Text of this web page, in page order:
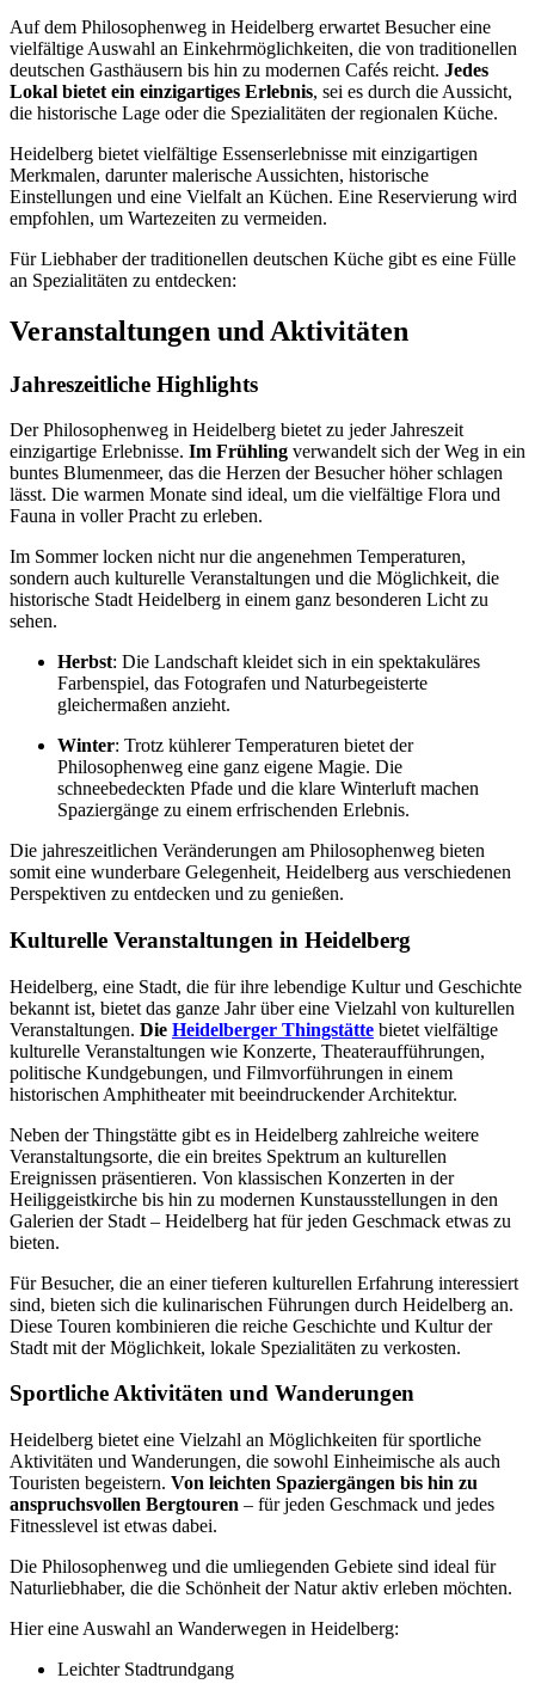
Auf dem Philosophenweg in Heidelberg erwartet Besucher eine
vielfältige Auswahl an Einkehrmöglichkeiten, die von traditionellen
deutschen Gasthäusern bis hin zu modernen Cafés reicht. Jedes
Lokal bietet ein einzigartiges Erlebnis, sei es durch die Aussicht,
die historische Lage oder die Spezialitäten der regionalen Küche.
Heidelberg bietet vielfältige Essenserlebnisse mit einzigartigen
Merkmalen, darunter malerische Aussichten, historische
Einstellungen und eine Vielfalt an Küchen. Eine Reservierung wird
empfohlen, um Wartezeiten zu vermeiden.
Für Liebhaber der traditionellen deutschen Küche gibt es eine Fülle
an Spezialitäten zu entdecken:
Veranstaltungen und Aktivitäten
Jahreszeitliche Highlights
Der Philosophenweg in Heidelberg bietet zu jeder Jahreszeit
einzigartige Erlebnisse. Im Frühling verwandelt sich der Weg in ein
buntes Blumenmeer, das die Herzen der Besucher höher schlagen
lässt. Die warmen Monate sind ideal, um die vielfältige Flora und
Fauna in voller Pracht zu erleben.
Im Sommer locken nicht nur die angenehmen Temperaturen,
sondern auch kulturelle Veranstaltungen und die Möglichkeit, die
historische Stadt Heidelberg in einem ganz besonderen Licht zu
sehen.
Herbst: Die Landschaft kleidet sich in ein spektakuläres
Farbenspiel, das Fotografen und Naturbegeisterte
gleichermaßen anzieht.
Winter: Trotz kühlerer Temperaturen bietet der
Philosophenweg eine ganz eigene Magie. Die
schneebedeckten Pfade und die klare Winterluft machen
Spaziergänge zu einem erfrischenden Erlebnis.
Die jahreszeitlichen Veränderungen am Philosophenweg bieten
somit eine wunderbare Gelegenheit, Heidelberg aus verschiedenen
Perspektiven zu entdecken und zu genießen.
Kulturelle Veranstaltungen in Heidelberg
Heidelberg, eine Stadt, die für ihre lebendige Kultur und Geschichte
bekannt ist, bietet das ganze Jahr über eine Vielzahl von kulturellen
Veranstaltungen. Die Heidelberger Thingstätte bietet vielfältige
kulturelle Veranstaltungen wie Konzerte, Theateraufführungen,
politische Kundgebungen, und Filmvorführungen in einem
historischen Amphitheater mit beeindruckender Architektur.
Neben der Thingstätte gibt es in Heidelberg zahlreiche weitere
Veranstaltungsorte, die ein breites Spektrum an kulturellen
Ereignissen präsentieren. Von klassischen Konzerten in der
Heiliggeistkirche bis hin zu modernen Kunstausstellungen in den
Galerien der Stadt – Heidelberg hat für jeden Geschmack etwas zu
bieten.
Für Besucher, die an einer tieferen kulturellen Erfahrung interessiert
sind, bieten sich die kulinarischen Führungen durch Heidelberg an.
Diese Touren kombinieren die reiche Geschichte und Kultur der
Stadt mit der Möglichkeit, lokale Spezialitäten zu verkosten.
Sportliche Aktivitäten und Wanderungen
Heidelberg bietet eine Vielzahl an Möglichkeiten für sportliche
Aktivitäten und Wanderungen, die sowohl Einheimische als auch
Touristen begeistern. Von leichten Spaziergängen bis hin zu
anspruchsvollen Bergtouren – für jeden Geschmack und jedes
Fitnesslevel ist etwas dabei.
Die Philosophenweg und die umliegenden Gebiete sind ideal für
Naturliebhaber, die die Schönheit der Natur aktiv erleben möchten.
Hier eine Auswahl an Wanderwegen in Heidelberg:
Leichter Stadtrundgang